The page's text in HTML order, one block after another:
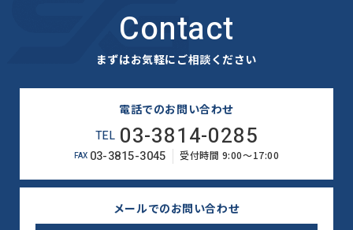
Contact
まずはお気軽にご相談ください
電話でのお問い合わせ
TEL 03-3814-0285
FAX 03-3815-3045 受付時間 9:00～17:00
メールでのお問い合わせ